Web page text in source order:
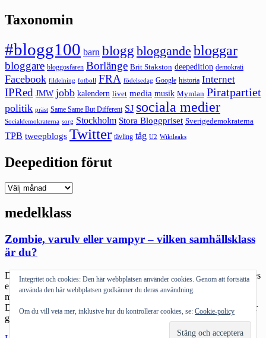
Taxonomin
#blogg100 barn blogg bloggande bloggar
bloggare bloggosfären Borlänge Brit Stakston deepedition demokrati
Facebook fildelning fotboll FRA födelsedag Google historia Internet
IPRed JMW jobb kalendern livet media musik Mymlan Piratpartiet
politik präst Same Same But Different SJ sociala medier
Socialdemokraterna sorg Stockholm Stora Bloggpriset Sverigedemokraterna
TPB tweepblogs Twitter tävling tåg U2 Wikileaks
Deepedition förut
Deepedition
medelklass
Zombie, varulv eller vampyr – vilken samhällsklass
är du?
Disclaimer: Jag utger mig inte för att vara vare sig expert på zombies
eller på metaforik. Det här är en text som jag skrev en sen natt i
midsommar. Bli hellre roade än upprörda över eventuella felslut.
Diskutera dem istället. Jag och sonen tittar en del på film. Det är vår
gemensamma… hobby typ. Jag […]
Integritet och cookies: Den här webbplatsen använder cookies. Genom att fortsätta
använda den här webbplatsen godkänner du deras användning.
Om du vill veta mer, inklusive hur du kontrollerar cookies, se: Cookie-policy